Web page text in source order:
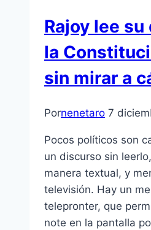
Rajoy lee
la
sin mirar a
Pornenetaro 7
Pocos políticos son
un discurso sin
manera textual, y
televisión. Hay un
telepronter, que
note en la pantalla